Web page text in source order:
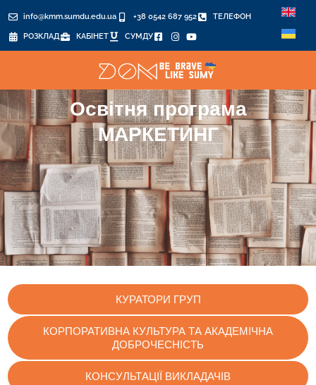
info@kmm.sumdu.edu.ua +38 0542 687 952 ТЕЛЕФОН
РОЗКЛАД КАБІНЕТ СУМДУ
Освітня програма
МАРКЕТИНГ
КУРАТОРИ ГРУП
КОРПОРАТИВНА КУЛЬТУРА ТА АКАДЕМІЧНА
ДОБРОЧЕСНІСТЬ
КОНСУЛЬТАЦІЇ ВИКЛАДАЧІВ